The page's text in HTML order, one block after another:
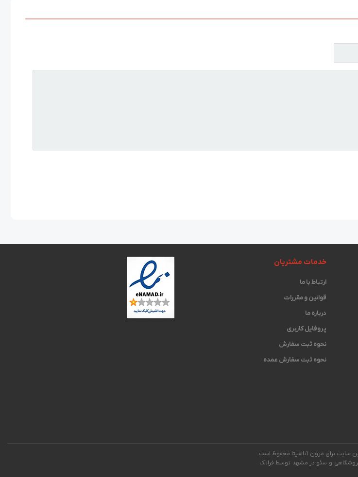
خدمات مشتریان
ارتباط با ما
قوانین و مقررات
درباره ما
پروفایل کاربری
نحوه ثبت سفارش
نحوه ثبت سفارش عمده
سایت برای مزون آناهیتا محفوظ است
و سئو در مشهد توسط فراتک